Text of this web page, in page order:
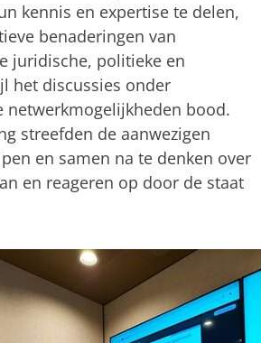
kennis en expertise te delen,
benaderingen van
juridische, politieke en
het discussies onder
netwerkmogelijkheden bood.
streefden de aanwezigen
en samen na te denken over
en reageren op door de staat